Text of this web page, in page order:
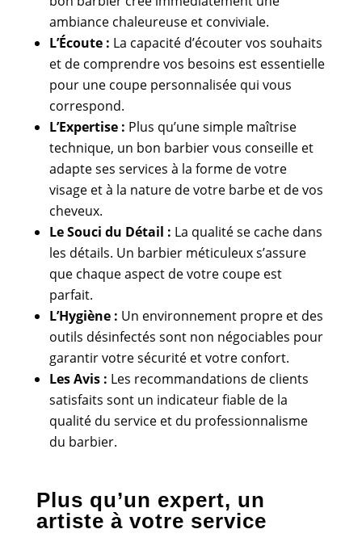
ambiance chaleureuse et conviviale.
L’Écoute : La capacité d’écouter vos souhaits
et de comprendre vos besoins est essentielle
pour une coupe personnalisée qui vous
correspond.
L’Expertise : Plus qu’une simple maîtrise
technique, un bon barbier vous conseille et
adapte ses services à la forme de votre
visage et à la nature de votre barbe et de vos
cheveux.
Le Souci du Détail : La qualité se cache dans
les détails. Un barbier méticuleux s’assure
que chaque aspect de votre coupe est
parfait.
L’Hygiène : Un environnement propre et des
outils désinfectés sont non négociables pour
garantir votre sécurité et votre confort.
Les Avis : Les recommandations de clients
satisfaits sont un indicateur fiable de la
qualité du service et du professionnalisme
du barbier.
Plus qu’un expert, un
artiste à votre service